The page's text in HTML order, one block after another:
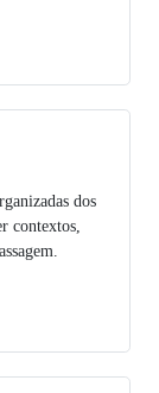
dos
contextos,